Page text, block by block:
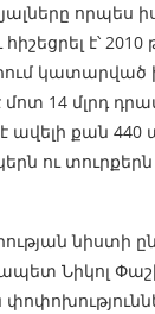
որպես
է՝
կատարված
14 մլրդ
քան 440
ու տուրքերն
նիստի
Նիկոլ